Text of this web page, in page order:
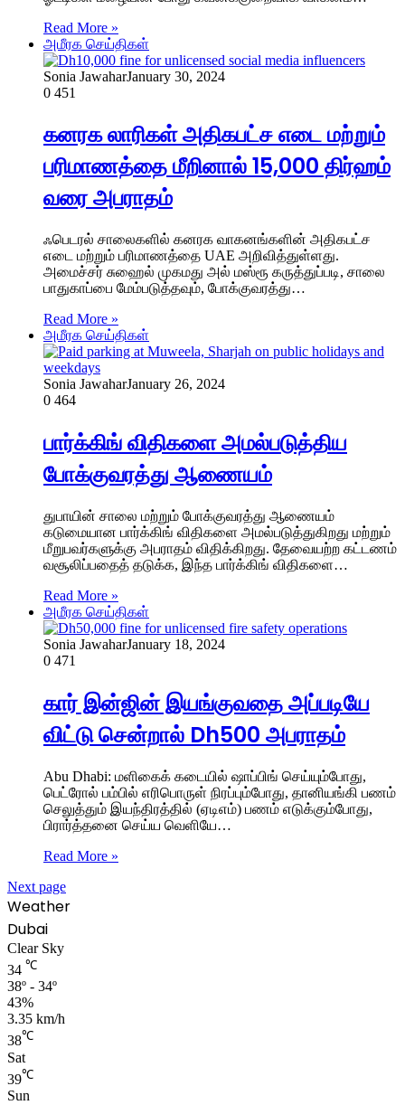
Read More »
அமீரக செய்திகள்
Sonia JawaharJanuary 30, 2024
0 451
கனரக லாரிகள் அதிகபட்ச எடை மற்றும்
பரிமாணத்தை மீறினால் 15,000 திர்ஹம்
வரை அபராதம்
ஃபெடரல் சாலைகளில் கனரக வாகனங்களின் அதிகபட்ச
எடை மற்றும் பரிமாணத்தை UAE அறிவித்துள்ளது.
அமைச்சர் சுஹைல் முகமது அல் மஸ்ரூ கருத்துப்படி, சாலை
பாதுகாப்பை மேம்படுத்தவும், போக்குவரத்து…
Read More »
அமீரக செய்திகள்
Sonia JawaharJanuary 26, 2024
0 464
பார்க்கிங் விதிகளை அமல்படுத்திய
போக்குவரத்து ஆணையம்
துபாயின் சாலை மற்றும் போக்குவரத்து ஆணையம்
கடுமையான பார்க்கிங் விதிகளை அமல்படுத்துகிறது மற்றும்
மீறுபவர்களுக்கு அபராதம் விதிக்கிறது. தேவையற்ற கட்டணம்
வசூலிப்பதைத் தடுக்க, இந்த பார்க்கிங் விதிகளை…
Read More »
அமீரக செய்திகள்
Sonia JawaharJanuary 18, 2024
0 471
கார் இன்ஜின் இயங்குவதை அப்படியே
விட்டு சென்றால் Dh500 அபராதம்
Abu Dhabi: மளிகைக் கடையில் ஷாப்பிங் செய்யும்போது, ​​
பெட்ரோல் பம்பில் எரிபொருள் நிரப்பும்போது, ​​தானியங்கி பணம்
செலுத்தும் இயந்திரத்தில் (ஏடிஎம்) பணம் எடுக்கும்போது,
பிரார்த்தனை செய்ய வெளியே…
Read More »
Next page
Weather
Dubai
Clear Sky
34 ℃
38º - 34º
43%
3.35 km/h
38℃
Sat
39℃
Sun